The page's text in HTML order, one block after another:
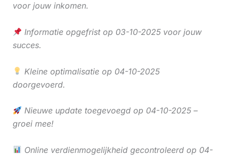
voor jouw inkomen.
Informatie opgefrist op 03-10-2025 voor jouw
succes.
Kleine optimalisatie op 04-10-2025
doorgevoerd.
Nieuwe update toegevoegd op 04-10-2025 –
groei mee!
Online verdienmogelijkheid gecontroleerd op 04-